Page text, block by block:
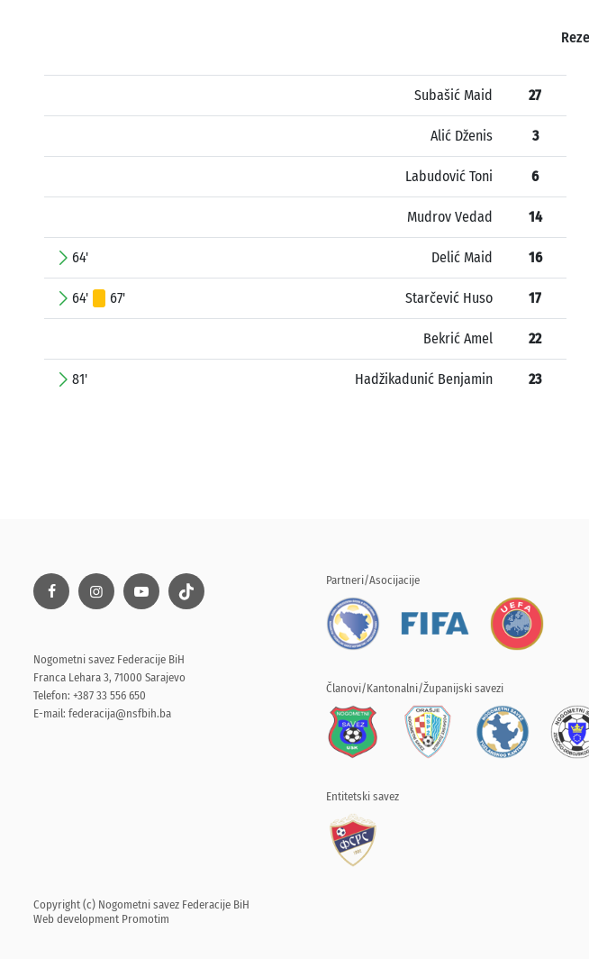
Subašić Maid 27
Alić Dženis 3
Labudović Toni 6
Mudrov Vedad 14
64' Delić Maid 16
64' 67' Starčević Huso 17
Bekrić Amel 22
81' Hadžikadunić Benjamin 23
Nogometni savez Federacije BiH
Franca Lehara 3, 71000 Sarajevo
Telefon: +387 33 556 650
E-mail: federacija@nsfbih.ba
Partneri/Asocijacije
Članovi/Kantonalni/Županijski savezi
Entitetski savez
Copyright (c) Nogometni savez Federacije BiH
Web development Promotim